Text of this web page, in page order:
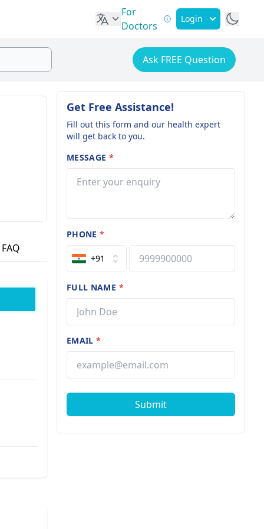
For
Doctors
Login
Ask FREE Question
FAQ
Get Free Assistance!
Fill out this form and our health expert
will get back to you.
MESSAGE *
PHONE*
+91
FULL NAME *
EMAIL*
Submit